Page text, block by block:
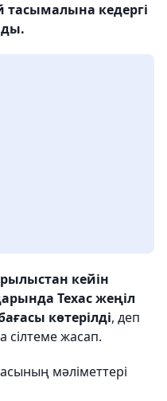
кедергі
кейін
Техас жеңіл
көтерілді, деп
сілтеме жасап.
мәліметтері